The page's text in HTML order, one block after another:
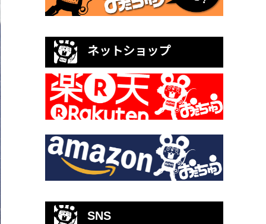
ネットショップ
SNS